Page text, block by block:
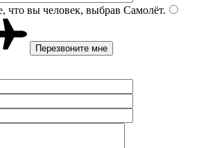
что вы человек, выбрав Самолёт.